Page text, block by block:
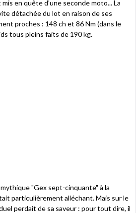
en quête d'une seconde moto... La
détachée du lot en raison de ses
proches : 148 ch et 86 Nm (dans le
tous pleins faits de 190 kg.
"Gex sept-cinquante" à la
particulièrement alléchant. Mais sur le
perdait de sa saveur : pour tout dire, il